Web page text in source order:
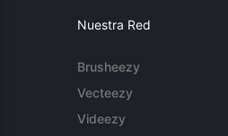
Nuestra Red
Brusheezy
Vecteezy
Videezy